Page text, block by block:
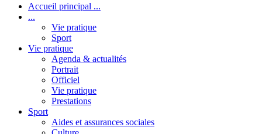
Accueil principal ...
...
Vie pratique
Sport
Vie pratique
Agenda & actualités
Portrait
Officiel
Vie pratique
Prestations
Sport
Aides et assurances sociales